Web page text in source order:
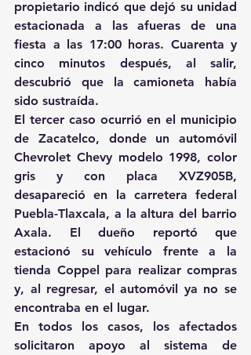
propietario indicó que dejó su unidad
estacionada a las afueras de una
fiesta a las 17:00 horas. Cuarenta y
cinco minutos después, al salir,
descubrió que la camioneta había
sido sustraída.
El tercer caso ocurrió en el municipio
de Zacatelco, donde un automóvil
Chevrolet Chevy modelo 1998, color
gris y con placa XVZ905B,
desapareció en la carretera federal
Puebla-Tlaxcala, a la altura del barrio
Axala. El dueño reportó que
estacionó su vehículo frente a la
tienda Coppel para realizar compras
y, al regresar, el automóvil ya no se
encontraba en el lugar.
En todos los casos, los afectados
solicitaron apoyo al sistema de